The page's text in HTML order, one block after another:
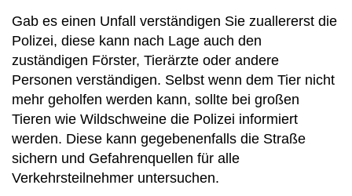
Gab es einen Unfall verständigen Sie zuallererst die
Polizei, diese kann nach Lage auch den
zuständigen Förster, Tierärzte oder andere
Personen verständigen. Selbst wenn dem Tier nicht
mehr geholfen werden kann, sollte bei großen
Tieren wie Wildschweine die Polizei informiert
werden. Diese kann gegebenenfalls die Straße
sichern und Gefahrenquellen für alle
Verkehrsteilnehmer untersuchen.